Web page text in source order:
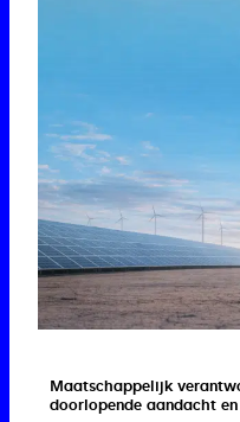
Maatschappelijk
doorlopende aandacht